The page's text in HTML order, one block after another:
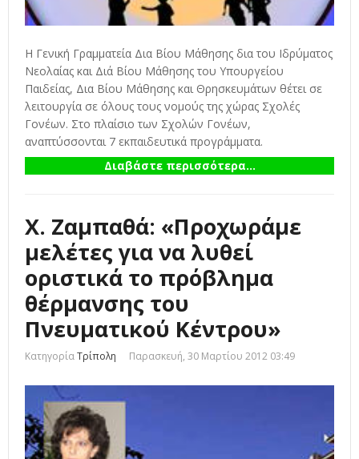
Η Γενική Γραμματεία Δια Βίου Μάθησης δια του Ιδρύματος
Νεολαίας και Διά Βίου Μάθησης του Υπουργείου
Παιδείας, Δια Βίου Μάθησης και Θρησκευμάτων θέτει σε
λειτουργία σε όλους τους νομούς της χώρας Σχολές
Γονέων. Στο πλαίσιο των Σχολών Γονέων,
αναπτύσσονται 7 εκπαιδευτικά προγράμματα.
Διαβάστε περισσότερα...
Χ. Ζαμπαθά: «Προχωράμε
μελέτες για να λυθεί
οριστικά το πρόβλημα
θέρμανσης του
Πνευματικού Κέντρου»
ΚατηγορίαΤρίπολη Παρασκευή, 30 Μαρτίου 2012 03:49